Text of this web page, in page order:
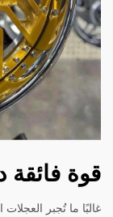
قوة
غالبًا ما تُجبر العجلات